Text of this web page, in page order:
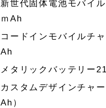
新世代固体電池モバイ
ｍAh
コードインモバイルチ
Ah
メタリックバッテリー
カスタムデザインチャ
Ah）